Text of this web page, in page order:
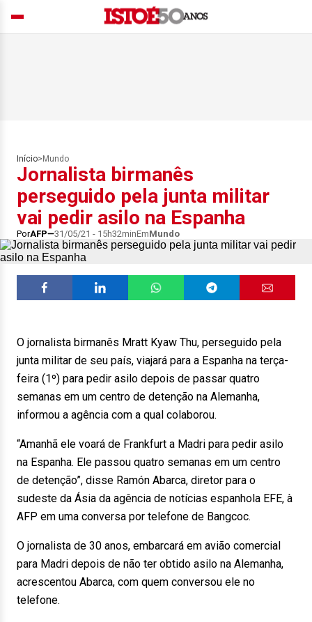
Início> Mundo
Jornalista birmanês
perseguido pela junta militar
vai pedir asilo na Espanha
PorAFP 31/05/21 - 15h32minEmMundo
O jornalista birmanês Mratt Kyaw Thu, perseguido pela
junta militar de seu país, viajará para a Espanha na terça-
feira (1º) para pedir asilo depois de passar quatro
semanas em um centro de detenção na Alemanha,
informou a agência com a qual colaborou.
“Amanhã ele voará de Frankfurt a Madri para pedir asilo
na Espanha. Ele passou quatro semanas em um centro
de detenção”, disse Ramón Abarca, diretor para o
sudeste da Ásia da agência de notícias espanhola EFE, à
AFP em uma conversa por telefone de Bangcoc.
O jornalista de 30 anos, embarcará em avião comercial
para Madri depois de não ter obtido asilo na Alemanha,
acrescentou Abarca, com quem conversou ele no
telefone.